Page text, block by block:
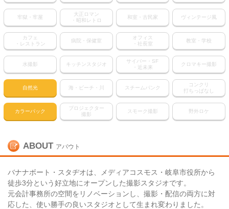
牢獄・牢屋
大正ロマン
・昭和レトロ
和室・古民家 ヴィンテージ風
カフェ
・レストラン
病院・保健室
オフィス
・社長室
教室・学校
水撮影 キッチンスタジオ
サイバー・SF
・近未来
クロマキー撮影
自然光 海・ビーチ・川 スチームパンク
コンクリ
打ちっぱなし
カラーパック
プロジェクター
撮影
スモーク撮影 野外ロケ
ABOUT アバウト
バナナボート・スタヂオは、メディアコスモス・岐阜市役所から
徒歩3分という好立地にオープンした撮影スタジオです。
元会計事務所の空間をリノベーションし、撮影・配信の両方に対
応した、使い勝手の良いスタジオとして生まれ変わりました。